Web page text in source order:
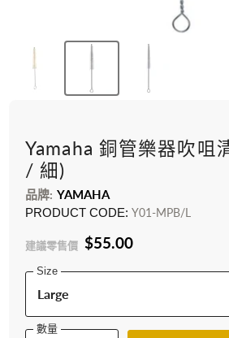
Yamaha 銅管樂器吹咀
/ 細)
品牌: YAMAHA
PRODUCT CODE: Y01-MPB/L
建議零售價 $55.00
Size
數量